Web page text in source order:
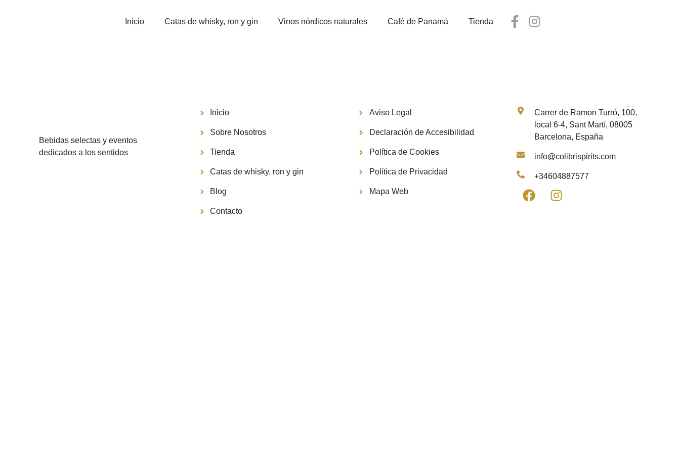
Inicio Catas de whisky, ron y gin Vinos nórdicos naturales Café de Panamá Tienda
Bebidas selectas y eventos
dedicados a los sentidos
Inicio
Sobre Nosotros
Tienda
Catas de whisky, ron y gin
Blog
Contacto
Aviso Legal
Declaración de Accesibilidad
Política de Cookies
Política de Privacidad
Mapa Web
Carrer de Ramon Turró, 100,
local 6-4, Sant Martí, 08005
Barcelona, España
info@colibrispirits.com
+34604887577